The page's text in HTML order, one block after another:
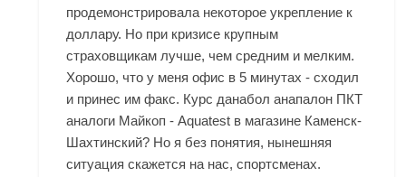
продемонстрировала некоторое укрепление к
доллару. Но при кризисе крупным
страховщикам лучше, чем средним и мелким.
Хорошо, что у меня офис в 5 минутах - сходил
и принес им факс. Курс данабол анапалон ПКТ
аналоги Майкоп - Aquatest в магазине Каменск-
Шахтинский? Но я без понятия, нынешняя
ситуация скажется на нас, спортсменах.